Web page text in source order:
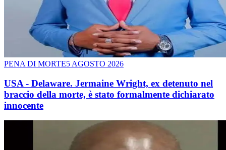
PENA DI MORTE5 AGOSTO 2026
USA - Delaware. Jermaine Wright, ex detenuto nel
braccio della morte, è stato formalmente dichiarato
innocente